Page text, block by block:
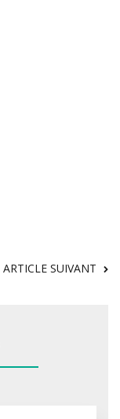
ARTICLE SUIVANT